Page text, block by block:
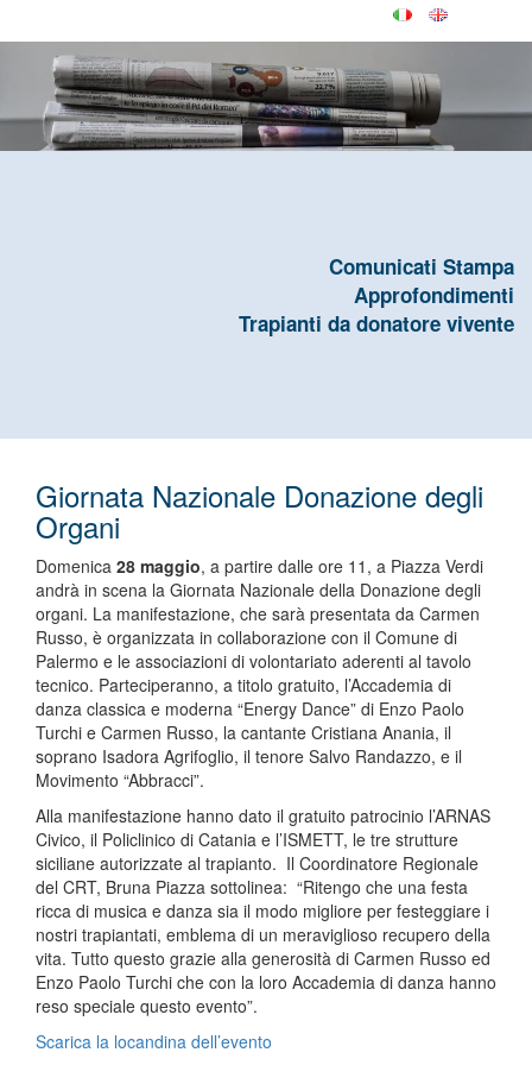
Comunicati Stampa
Approfondimenti
Trapianti da donatore vivente
Giornata Nazionale Donazione degli
Organi
Domenica 28 maggio, a partire dalle ore 11, a Piazza Verdi
andrà in scena la Giornata Nazionale della Donazione degli
organi. La manifestazione, che sarà presentata da Carmen
Russo, è organizzata in collaborazione con il Comune di
Palermo e le associazioni di volontariato aderenti al tavolo
tecnico. Parteciperanno, a titolo gratuito, l’Accademia di
danza classica e moderna “Energy Dance” di Enzo Paolo
Turchi e Carmen Russo, la cantante Cristiana Anania, il
soprano Isadora Agrifoglio, il tenore Salvo Randazzo, e il
Movimento “Abbracci”.
Alla manifestazione hanno dato il gratuito patrocinio l’ARNAS
Civico, il Policlinico di Catania e l’ISMETT, le tre strutture
siciliane autorizzate al trapianto. Il Coordinatore Regionale
del CRT, Bruna Piazza sottolinea: “Ritengo che una festa
ricca di musica e danza sia il modo migliore per festeggiare i
nostri trapiantati, emblema di un meraviglioso recupero della
vita. Tutto questo grazie alla generosità di Carmen Russo ed
Enzo Paolo Turchi che con la loro Accademia di danza hanno
reso speciale questo evento”.
Scarica la locandina dell’evento